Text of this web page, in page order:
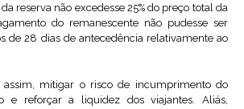
reserva não excedesse 25% do preço total da
do remanescente não pudesse ser
de 28 dias de antecedência relativamente ao
assim, mitigar o risco de incumprimento do
e reforçar a liquidez dos viajantes. Aliás,